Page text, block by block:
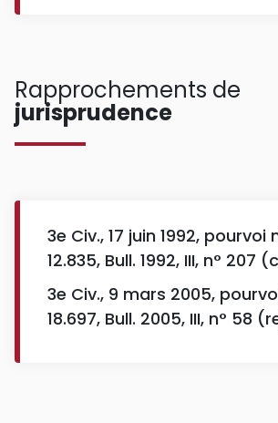
Rapprochements de
jurisprudence
3e Civ., 17 juin 1992, pourvoi
12.835, Bull. 1992, III, n° 207
3e Civ., 9 mars 2005,
18.697, Bull. 2005, III, n° 58